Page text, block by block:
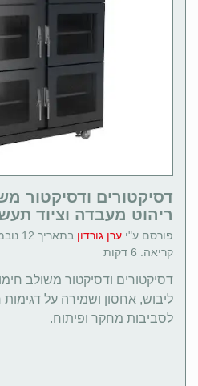
דסיקטורים ודסיקטור
ריהוט מעבדה וציוד
פורסם ע"י ערן גורדון
קריאה: 6 דקות
דסיקטורים ודסיקטור משולב
ליבוש, אחסון ושמירה על
לסביבות מחקר ופיתוח.